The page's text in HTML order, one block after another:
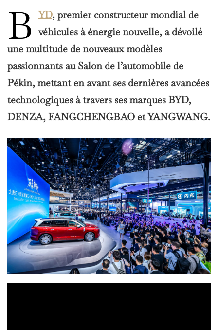
B YD, premier constructeur mondial de
véhicules à énergie nouvelle, a dévoilé
une multitude de nouveaux modèles
passionnants au Salon de l’automobile de
Pékin, mettant en avant ses dernières avancées
technologiques à travers ses marques BYD,
DENZA, FANGCHENGBAO et YANGWANG.